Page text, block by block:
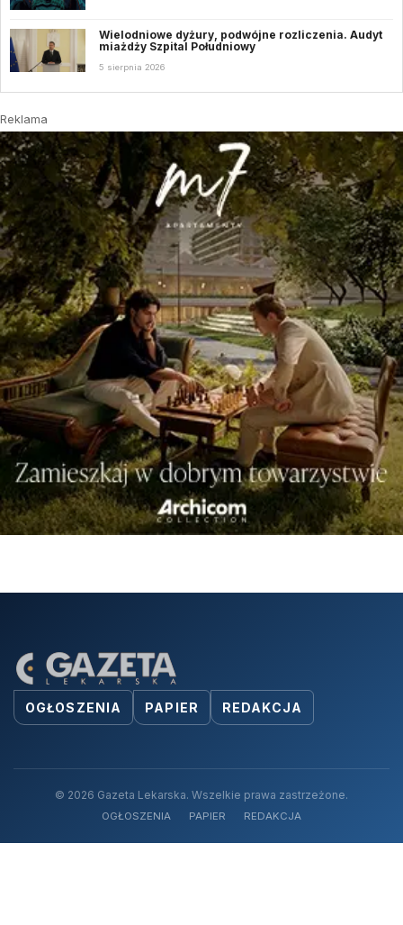
Wielodniowe dyżury, podwójne rozliczenia. Audyt
miażdży Szpital Południowy
5 sierpnia 2026
Reklama
OGŁOSZENIA PAPIER REDAKCJA
© 2026 Gazeta Lekarska. Wszelkie prawa zastrzeżone.
OGŁOSZENIA PAPIER REDAKCJA